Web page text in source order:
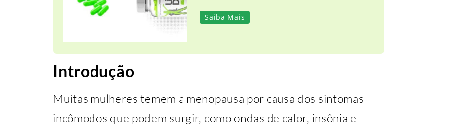
Saiba Mais
Introdução
Muitas mulheres temem a menopausa por causa dos sintomas
incômodos que podem surgir, como ondas de calor, insônia e